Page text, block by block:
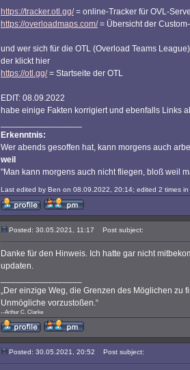
https://tracker.otl.gg/= online-Tracker für OVL-
https://overloadmaps.com/= Übersicht der
und wer sich für die OTL (Overload Teams
der klickt hier
https://otl.gg/= Startseite der OTL
EDIT: 08.09.2022
habe einige Fakten korrigiert und ebenfalls Links
Erkenntnis:
Wer abends gesoffen hat, kann morgens auch
weil
"Man kann morgens auch nicht fliegen, bloß weil
Last edited by Ben on 08.09.2022, 20:14; edited 2 times in
Posted: 30.05.2021, 11:17 Post subject:
Danke für den Hinweis. Ich hatte gar nicht
updaten.
„Der einzige Weg, die Grenzen des Möglichen
Unmögliche vorzustoßen.“
--Arthur C. Clarke
Posted: 30.05.2021, 20:52 Post subject: